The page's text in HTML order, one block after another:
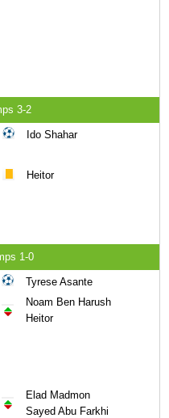
3-2
Ido Shahar
Heitor
1-0
Tyrese Asante
Noam Ben Harush
Heitor
Elad Madmon
Sayed Abu Farkhi